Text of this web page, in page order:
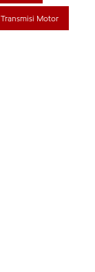
Transmisi Motor